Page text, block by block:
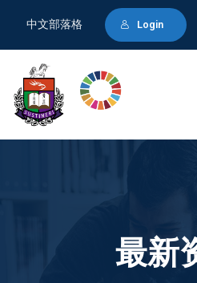
中文部落格 Login
最新